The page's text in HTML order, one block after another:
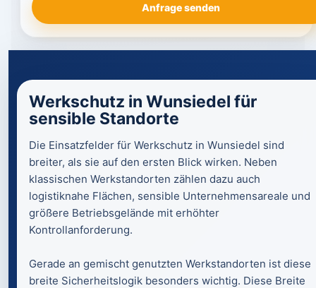
Anfrage senden
Werkschutz in Wunsiedel für
sensible Standorte
Die Einsatzfelder für Werkschutz in Wunsiedel sind
breiter, als sie auf den ersten Blick wirken. Neben
klassischen Werkstandorten zählen dazu auch
logistiknahe Flächen, sensible Unternehmensareale und
größere Betriebsgelände mit erhöhter
Kontrollanforderung.
Gerade an gemischt genutzten Werkstandorten ist diese
breite Sicherheitslogik besonders wichtig. Diese Breite